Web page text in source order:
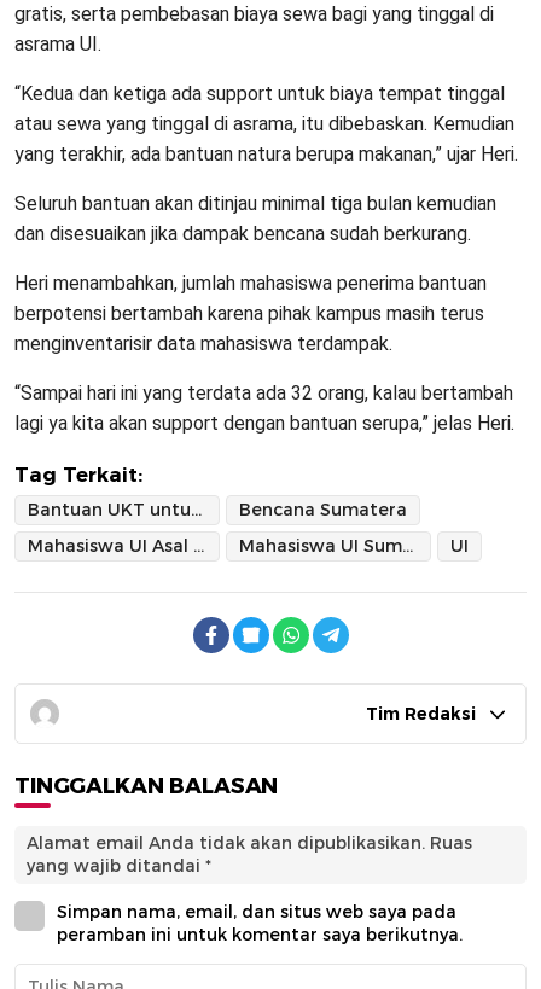
gratis, serta pembebasan biaya sewa bagi yang tinggal di
asrama UI.
“Kedua dan ketiga ada support untuk biaya tempat tinggal
atau sewa yang tinggal di asrama, itu dibebaskan. Kemudian
yang terakhir, ada bantuan natura berupa makanan,” ujar Heri.
Seluruh bantuan akan ditinjau minimal tiga bulan kemudian
dan disesuaikan jika dampak bencana sudah berkurang.
Heri menambahkan, jumlah mahasiswa penerima bantuan
berpotensi bertambah karena pihak kampus masih terus
menginventarisir data mahasiswa terdampak.
“Sampai hari ini yang terdata ada 32 orang, kalau bertambah
lagi ya kita akan support dengan bantuan serupa,” jelas Heri.
Tag Terkait:
Bantuan UKT untuk Mahasiswa UI
Bencana Sumatera
Mahasiswa UI Asal Sumatera
Mahasiswa UI Sumatera UI
Tim Redaksi
TINGGALKAN BALASAN
Alamat email Anda tidak akan dipublikasikan. Ruas
yang wajib ditandai *
Simpan nama, email, dan situs web saya pada
peramban ini untuk komentar saya berikutnya.